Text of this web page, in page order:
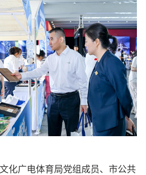
化广电体育局党组成员、市公共